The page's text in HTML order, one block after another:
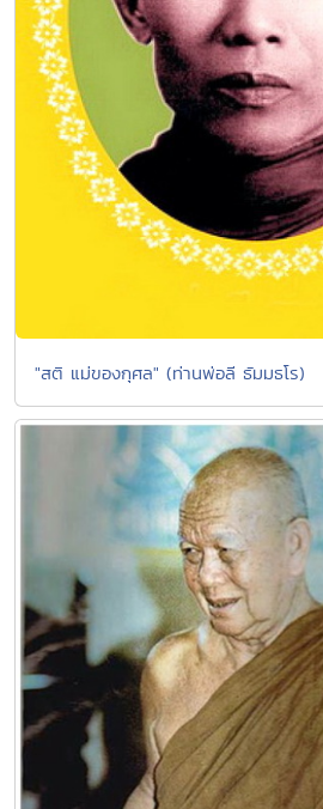
"สติ แม่ของกุศล" (ท่านพ่อลี ธัมมธโร)